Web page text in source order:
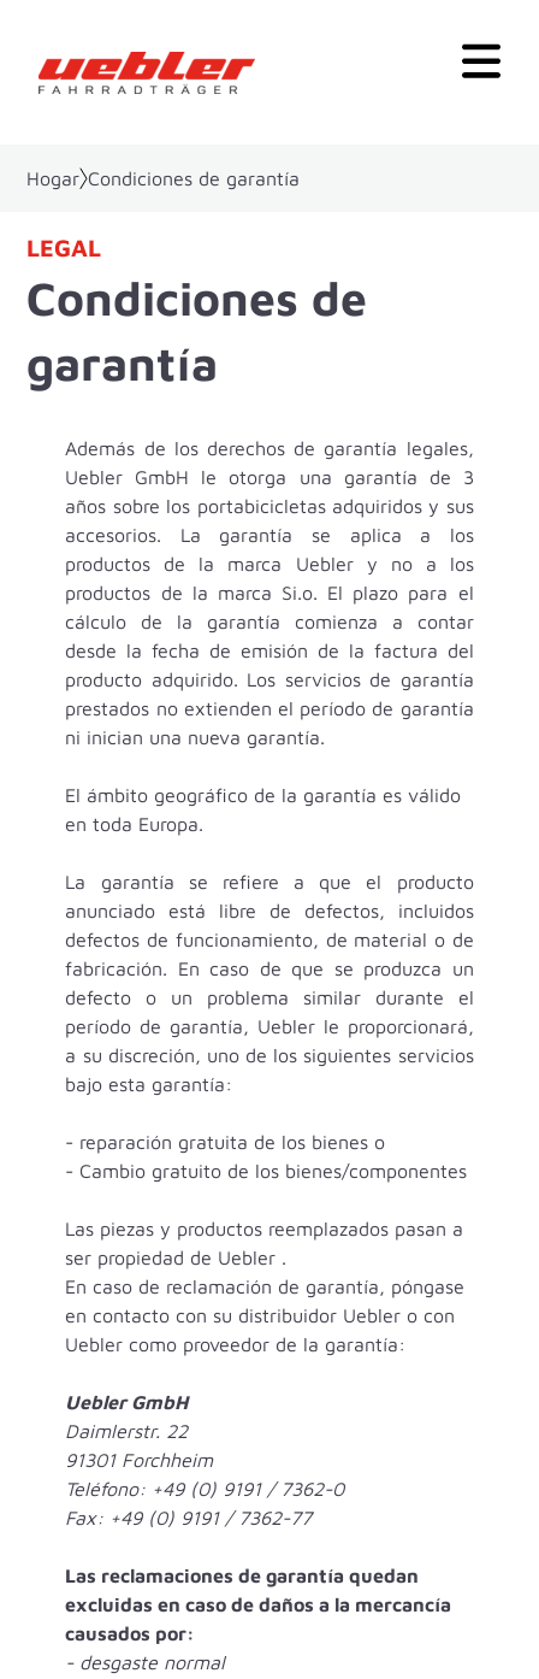
Hogar Condiciones de garantía
LEGAL
Condiciones de
garantía
Además de los derechos de garantía legales,
Uebler GmbH le otorga una garantía de 3
años sobre los portabicicletas adquiridos y sus
accesorios. La garantía se aplica a los
productos de la marca Uebler y no a los
productos de la marca Si.o. El plazo para el
cálculo de la garantía comienza a contar
desde la fecha de emisión de la factura del
producto adquirido. Los servicios de garantía
prestados no extienden el período de garantía
ni inician una nueva garantía.
El ámbito geográfico de la garantía es válido
en toda Europa.
La garantía se refiere a que el producto
anunciado está libre de defectos, incluidos
defectos de funcionamiento, de material o de
fabricación. En caso de que se produzca un
defecto o un problema similar durante el
período de garantía, Uebler le proporcionará,
a su discreción, uno de los siguientes servicios
bajo esta garantía:
- reparación gratuita de los bienes o
- Cambio gratuito de los bienes/componentes
Las piezas y productos reemplazados pasan a
ser propiedad de Uebler .
En caso de reclamación de garantía, póngase
en contacto con su distribuidor Uebler o con
Uebler como proveedor de la garantía:
Uebler GmbH
Daimlerstr. 22
91301 Forchheim
Teléfono: +49 (0) 9191 / 7362-0
Fax: +49 (0) 9191 / 7362-77
Las reclamaciones de garantía quedan
excluidas en caso de daños a la mercancía
causados por:
- desgaste normal